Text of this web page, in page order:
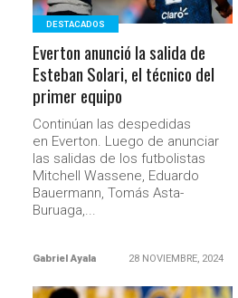
DESTACADOS
Everton anunció la salida de
Esteban Solari, el técnico del
primer equipo
Continúan las despedidas
en Everton. Luego de anunciar
las salidas de los futbolistas
Mitchell Wassene, Eduardo
Bauermann, Tomás Asta-
Buruaga,...
Gabriel Ayala 28 NOVIEMBRE, 2024